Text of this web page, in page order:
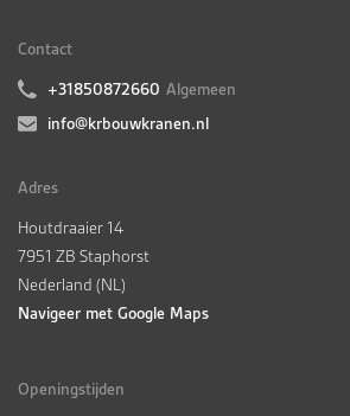
Contact
+31850872660 Algemeen
info@krbouwkranen.nl
Adres
Houtdraaier 14
7951 ZB Staphorst
Nederland (NL)
Navigeer met Google Maps
Openingstijden